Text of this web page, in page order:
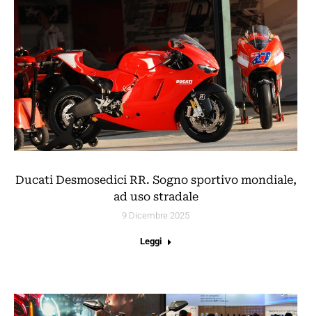
Ducati Desmosedici RR. Sogno sportivo mondiale,
ad uso stradale
9 Dicembre 2025
Leggi